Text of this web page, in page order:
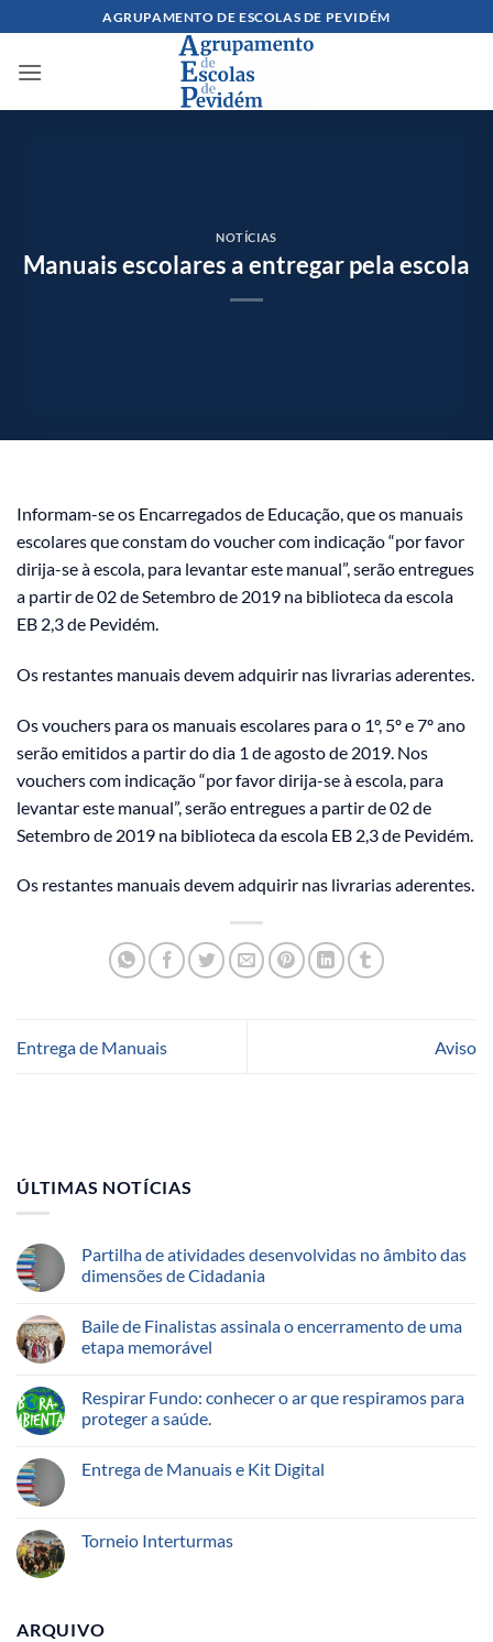
content
AGRUPAMENTO DE ESCOLAS DE PEVIDÉM
NOTÍCIAS
Manuais escolares a entregar pela escola
Informam-se os Encarregados de Educação, que os manuais
escolares que constam do voucher com indicação “por favor
dirija-se à escola, para levantar este manual”, serão entregues
a partir de 02 de Setembro de 2019 na biblioteca da escola
EB 2,3 de Pevidém.
Os restantes manuais devem adquirir nas livrarias aderentes.
Os vouchers para os manuais escolares para o 1º, 5º e 7º ano
serão emitidos a partir do dia 1 de agosto de 2019. Nos
vouchers com indicação “por favor dirija-se à escola, para
levantar este manual”, serão entregues a partir de 02 de
Setembro de 2019 na biblioteca da escola EB 2,3 de Pevidém.
Os restantes manuais devem adquirir nas livrarias aderentes.
Entrega de Manuais Aviso
ÚLTIMAS NOTÍCIAS
Partilha de atividades desenvolvidas no âmbito das
dimensões de Cidadania
Baile de Finalistas assinala o encerramento de uma
etapa memorável
Respirar Fundo: conhecer o ar que respiramos para
proteger a saúde.
Entrega de Manuais e Kit Digital
Torneio Interturmas
ARQUIVO